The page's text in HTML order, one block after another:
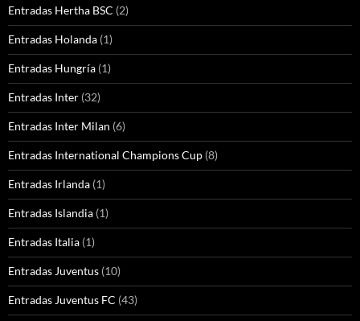
Entradas Hertha BSC (2)
Entradas Holanda (1)
Entradas Hungría (1)
Entradas Inter (32)
Entradas Inter Milan (6)
Entradas International Champions Cup (8)
Entradas Irlanda (1)
Entradas Islandia (1)
Entradas Italia (1)
Entradas Juventus (10)
Entradas Juventus FC (43)